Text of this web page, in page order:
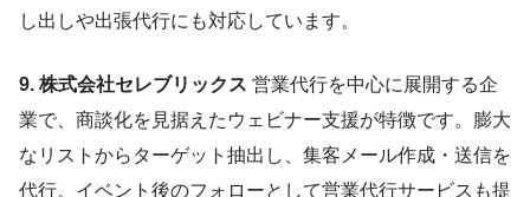
し出しや出張代行にも対応しています。
9. 株式会社セレブリックス 営業代行を中心に展開する企
業で、商談化を見据えたウェビナー支援が特徴です。膨大
なリストからターゲット抽出し、集客メール作成・送信を
代行。イベント後のフォローとして営業代行サービスも提